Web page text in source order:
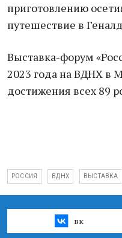
приготовлению
путешествие в
Выставка-форум
2023 года на ВДНХ в
достижения всех 89
РОССИЯ ВДНХ ВЫСТАВКА
вк